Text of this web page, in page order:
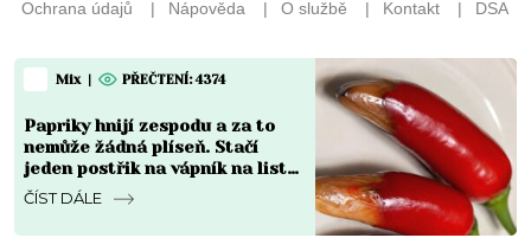
Mix | PŘEČTENÍ: 4374
Papriky hnijí zespodu a za to
nemůže žádná plíseň. Stačí
jeden postřik na vápník na list
a plody se vzpamatují do týdne
ČÍST DÁLE